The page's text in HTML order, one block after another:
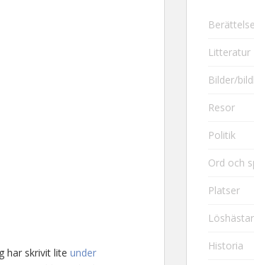
har skrivit lite under
Litteratur
Bilder/
Resor
Politik
Ord och
Platser
Löshästar
Historia